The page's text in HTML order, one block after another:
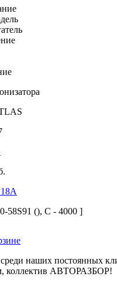
18А
58S91 (), С - 4000 ]
наших постоянных
коллектив АВТОРАЗБОР!